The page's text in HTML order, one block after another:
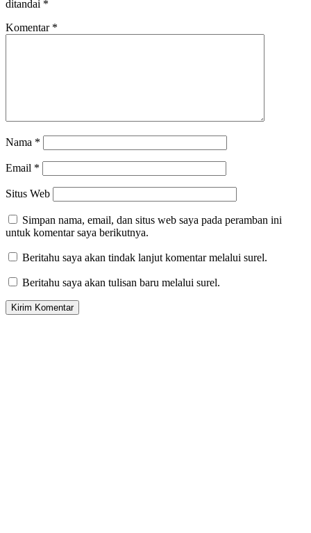
ditandai *
Komentar *
Nama *
Email *
Situs Web
Simpan nama, email, dan situs web saya pada peramban ini
untuk komentar saya berikutnya.
Beritahu saya akan tindak lanjut komentar melalui surel.
Beritahu saya akan tulisan baru melalui surel.